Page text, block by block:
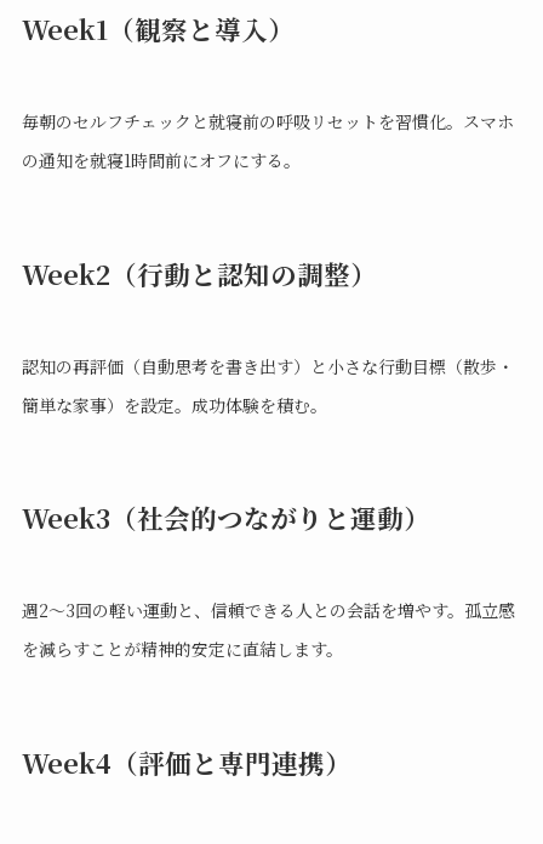
Week1（観察と導入）
毎朝のセルフチェックと就寝前の呼吸リセットを習慣化。スマホ
の通知を就寝1時間前にオフにする。
Week2（行動と認知の調整）
認知の再評価（自動思考を書き出す）と小さな行動目標（散歩・
簡単な家事）を設定。成功体験を積む。
Week3（社会的つながりと運動）
週2〜3回の軽い運動と、信頼できる人との会話を増やす。孤立感
を減らすことが精神的安定に直結します。
Week4（評価と専門連携）